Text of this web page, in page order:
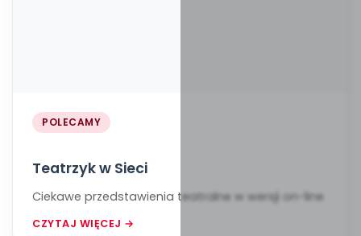
POLECAMY
Teatrzyk w Sieci
Ciekawe przedstawienia teatralne w wersji on-line
CZYTAJ WIĘCEJ →